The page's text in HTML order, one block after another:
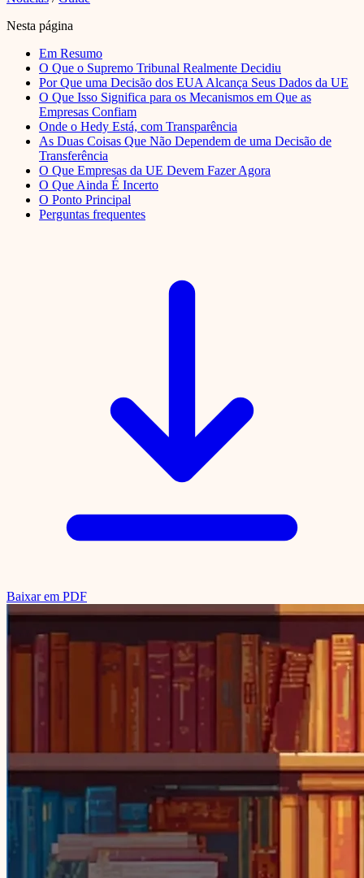
Nesta página
Em Resumo
O Que o Supremo Tribunal Realmente Decidiu
Por Que uma Decisão dos EUA Alcança Seus Dados da UE
O Que Isso Significa para os Mecanismos em Que as
Empresas Confiam
Onde o Hedy Está, com Transparência
As Duas Coisas Que Não Dependem de uma Decisão de
Transferência
O Que Empresas da UE Devem Fazer Agora
O Que Ainda É Incerto
O Ponto Principal
Perguntas frequentes
Baixar em PDF